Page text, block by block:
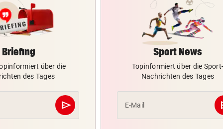
Briefing
über die
des Tages
send
Abschicken
Sport News
Topinformiert über die Sport-
Nachrichten des Tages
E-Mail